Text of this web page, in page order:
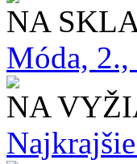
NA
Móda, 2.,
NA